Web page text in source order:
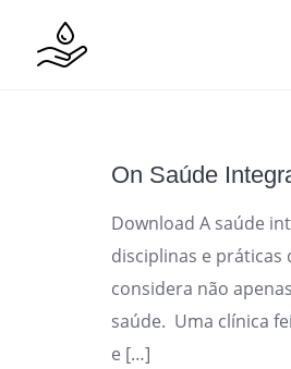
content
On Saúde
Download A saúde
disciplinas e
considera não
saúde. Uma clínica
e […]